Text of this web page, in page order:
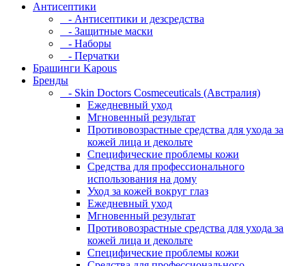
Антисептики
- Антисептики и дезсредства
- Защитные маски
- Наборы
- Перчатки
Брашинги Kapous
Бренды
- Skin Doctors Cosmeceuticals (Австралия)
Ежедневный уход
Мгновенный результат
Противовозрастные средства для ухода за
кожей лица и декольте
Специфические проблемы кожи
Средства для профессионального
использования на дому
Уход за кожей вокруг глаз
Ежедневный уход
Мгновенный результат
Противовозрастные средства для ухода за
кожей лица и декольте
Специфические проблемы кожи